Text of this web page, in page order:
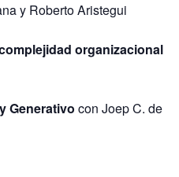
y Roberto Aristegui
organizacional
Generativo con Joep C. de